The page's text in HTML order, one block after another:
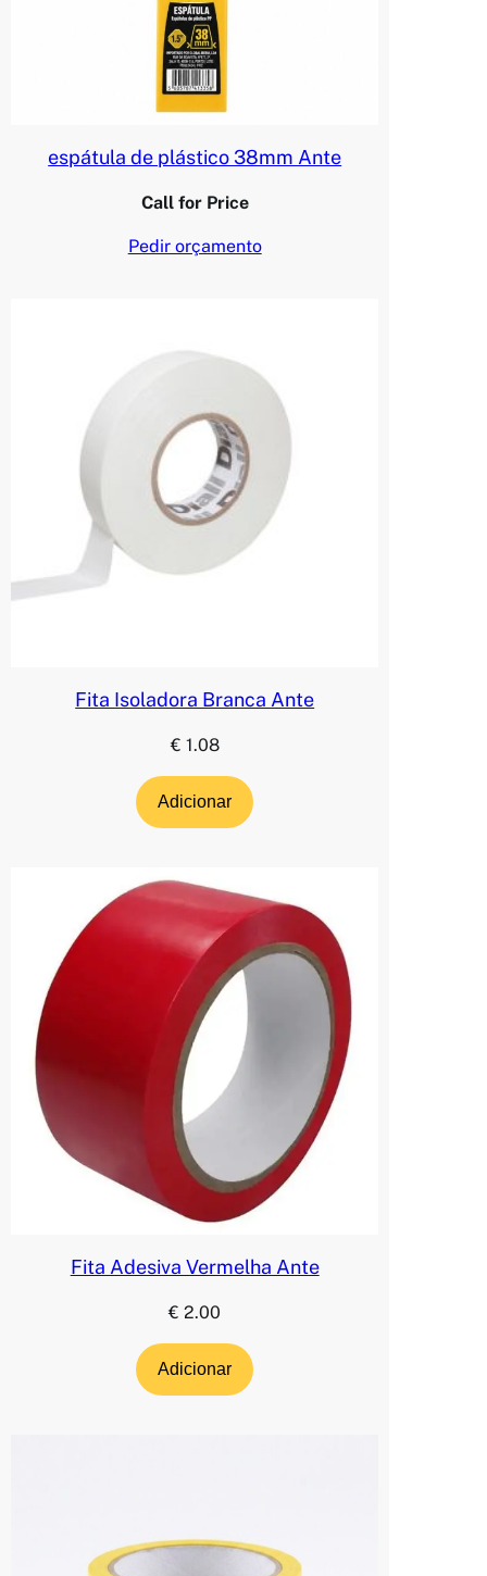
espátula de plástico 38mm Ante
Call for Price
Pedir orçamento
Fita Isoladora Branca Ante
€ 1.08
Adicionar
Fita Adesiva Vermelha Ante
€ 2.00
Adicionar